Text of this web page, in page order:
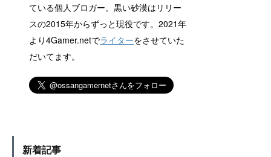
ている個人ブロガー。黒い砂漠はリリー
スの2015年からずっと現役です。2021年
より4Gamer.netでライターをさせていた
だいてます。
新着記事